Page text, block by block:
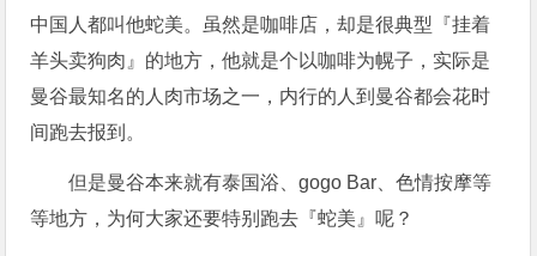
中国人都叫他蛇美。虽然是咖啡店，却是很典型『挂着
羊头卖狗肉』的地方，他就是个以咖啡为幌子，实际是
曼谷最知名的人肉市场之一，内行的人到曼谷都会花时
间跑去报到。
但是曼谷本来就有泰国浴、gogo Bar、色情按摩等
等地方，为何大家还要特别跑去『蛇美』呢？